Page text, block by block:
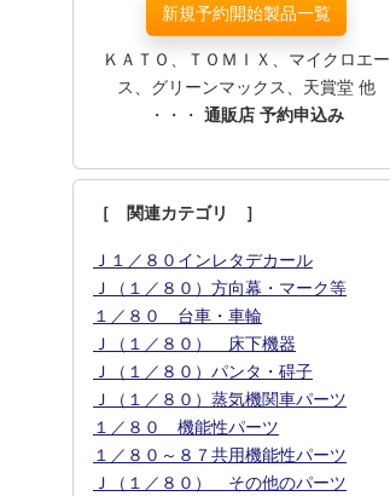
新規予約開始製品一覧
ＫＡＴＯ、ＴＯＭＩＸ、マイクロエー
ス、グリーンマックス、天賞堂 他
・・・ 通販店 予約申込み
［ 関連カテゴリ ］
Ｊ１／８０インレタデカール
Ｊ（１／８０）方向幕・マーク等
１／８０ 台車・車輪
Ｊ（１／８０） 床下機器
Ｊ（１／８０）パンタ・碍子
Ｊ（１／８０）蒸気機関車パーツ
１／８０ 機能性パーツ
１／８０～８７共用機能性パーツ
Ｊ（１／８０） その他のパーツ